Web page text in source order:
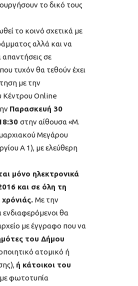
το δικό τους
το κοινό σχετικά με
αλλά και να
απαντήσεις σε
τυχόν θα τεθούν έχει
με την
Κέντρου Online
Παρασκευή 30
στην αίθουσα «Μ.
Μεγάρου
Α 1), με ελεύθερη
μόνο ηλεκτρονικά
και σε όλη τη
Με την
ενδιαφερόμενοι θα
με έγγραφο που να
του Δήμου
ατομικό ή
ή κάτοικοι του
φωτοτυπία